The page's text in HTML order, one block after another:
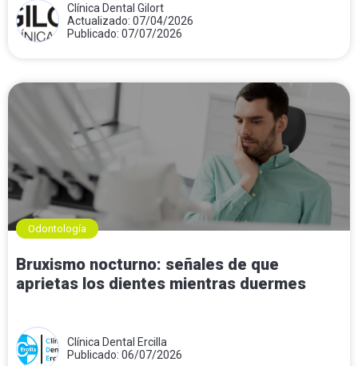
Clínica Dental Gilort
Actualizado: 07/04/2026
Publicado: 07/07/2026
Odontología
Bruxismo nocturno: señales de que
aprietas los dientes mientras duermes
Clínica Dental Ercilla
Publicado: 06/07/2026